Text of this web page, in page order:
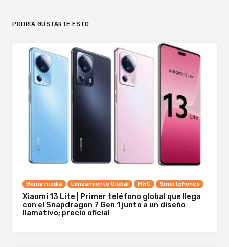
PODRÍA GUSTARTE ESTO
Gama media Lanzamiento Global MWC Smartphones
Xiaomi 13 Lite | Primer teléfono global que llega
con el Snapdragon 7 Gen 1 junto a un diseño
llamativo; precio oficial